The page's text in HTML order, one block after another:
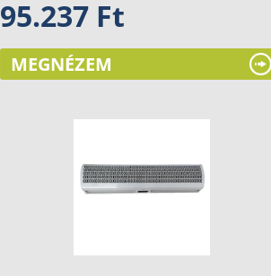
95.237 Ft
MEGNÉZEM